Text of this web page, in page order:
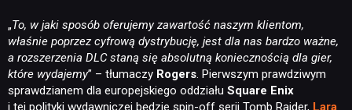
„To, w jaki sposób oferujemy zawartość naszym klientom,
właśnie poprzez cyfrową dystrybucję, jest dla nas bardzo ważne,
a rozszerzenia DLC staną się absolutną koniecznością dla gier,
które wydajemy” – tłumaczy Rogers. Pierwszym prawdziwym
sprawdzianem dla europejskiego oddziału Square Enix
i tej polityki wydawniczej będzie spin-off serii Tomb Raider, Lara